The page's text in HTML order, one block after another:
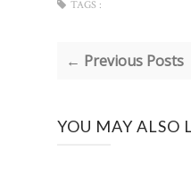
TAGS :
← Previous Posts
YOU MAY ALSO